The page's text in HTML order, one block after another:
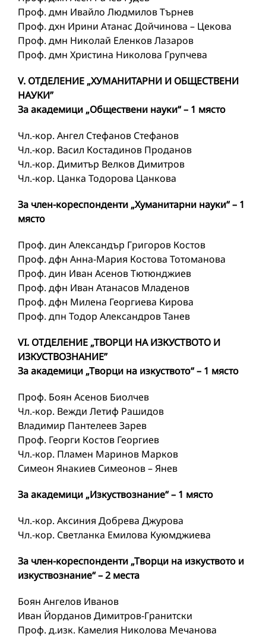
Проф. дмн Ивайло Людмилов Търнев
Проф. дхн Ирини Атанас Дойчинова – Цекова
Проф. дмн Николай Еленков Лазаров
Проф. дмн Христина Николова Групчева
V. ОТДЕЛЕНИЕ „ХУМАНИТАРНИ И ОБЩЕСТВЕНИ
НАУКИ”
За академици „Обществени науки“ – 1 място
Чл.-кор. Ангел Стефанов Стефанов
Чл.-кор. Васил Костадинов Проданов
Чл.-кор. Димитър Велков Димитров
Чл.-кор. Цанка Тодорова Цанкова
За член-кореспонденти „Хуманитарни науки“ – 1
място
Проф. дин Александър Григоров Костов
Проф. дфн Анна-Мария Костова Тотоманова
Проф. дин Иван Асенов Тютюнджиев
Проф. дфн Иван Атанасов Младенов
Проф. дфн Милена Георгиева Кирова
Проф. дпн Тодор Александров Танев
VI. ОТДЕЛЕНИЕ „ТВОРЦИ НА ИЗКУСТВОТО И
ИЗКУСТВОЗНАНИЕ”
За академици „Творци на изкуството“ – 1 място
Проф. Боян Асенов Биолчев
Чл.-кор. Вежди Летиф Рашидов
Владимир Пантелеев Зарев
Проф. Георги Костов Георгиев
Чл.-кор. Пламен Маринов Марков
Симеон Янакиев Симеонов – Янев
За академици „Изкуствознание“ – 1 място
Чл.-кор. Аксиния Добрева Джурова
Чл.-кор. Светланка Емилова Куюмджиева
За член-кореспонденти „Творци на изкуството и
изкуствознание“ – 2 мeста
Боян Ангелов Иванов
Иван Йорданов Димитров-Гранитски
Проф. д.изк. Камелия Николова Мечанова